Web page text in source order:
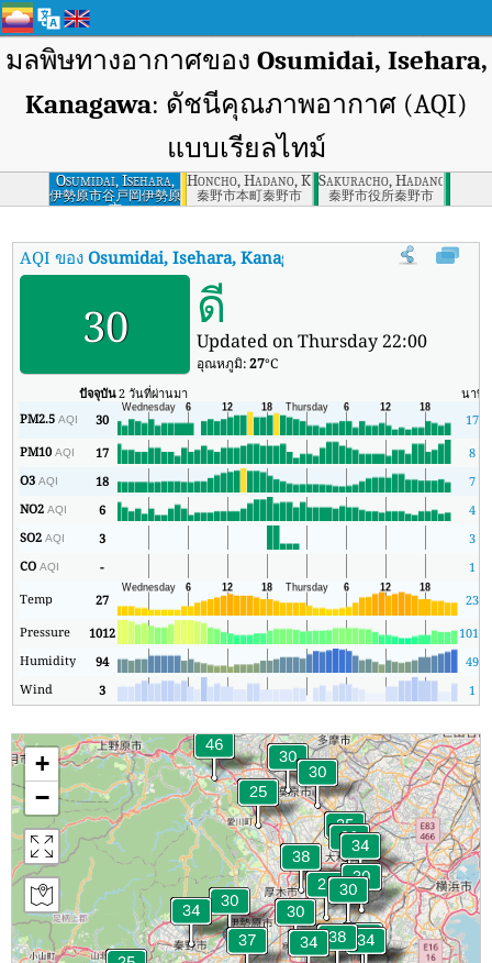
มลพิษทางอากาศของ Osumidai, Isehara,
Kanagawa: ดัชนีคุณภาพอากาศ (AQI)
แบบเรียลไทม์
Osumidai, Isehara,
Kanagawa
伊勢原市谷戸岡伊勢原
市
Honcho, Hadano, Kanagawa
秦野市本町秦野市
Sakuracho, Hadano,
秦野市役所秦野市
AQI ของOsumidai, Isehara, Kanagawa ดัชนีคุณภาพอากาศ (AQI)
30 ดี
Updated on Thursday 22:00
อุณหภูมิ:27°C
ปัจจุบัน2 วันที่ผ่านมา นาที
PM2.5AQI 30
17
PM10AQI 17
8
O3AQI 18
7
NO2AQI 6
4
SO2AQI 3
3
COAQI -
1
Temp
27
23
Pressure
1012 1010
Humidity
94
49
Wind
3 1
+
−